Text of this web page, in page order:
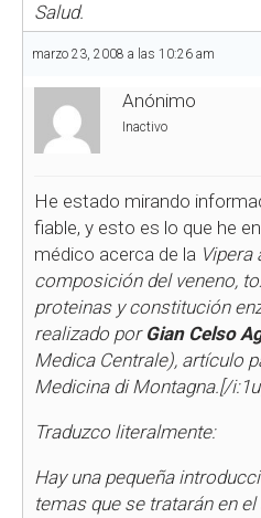
Salud.
marzo 23, 2008 a las 10:26 am
Anónimo
Inactivo
He estado mirando
fiable, y esto es lo que he
médico acerca de la Vipera
composición del veneno,
proteinas y constitución
realizado por Gian Celso
Medica Centrale), artículo
Medicina di Montagna.[/
Traduzco literalmente:
Hay una pequeña
temas que se tratarán en